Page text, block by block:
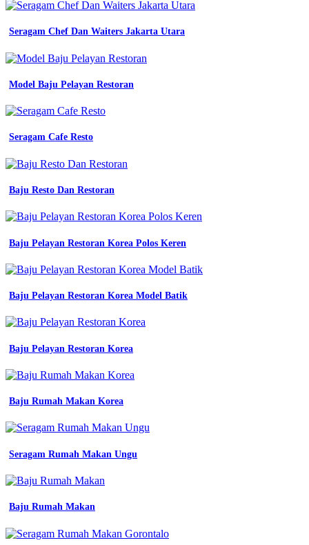
Seragam Chef Dan Waiters Jakarta Utara
Model Baju Pelayan Restoran
Seragam Cafe Resto
Baju Resto Dan Restoran
Baju Pelayan Restoran Korea Polos Keren
Baju Pelayan Restoran Korea Model Batik
Baju Pelayan Restoran Korea
Baju Rumah Makan Korea
Seragam Rumah Makan Ungu
Baju Rumah Makan